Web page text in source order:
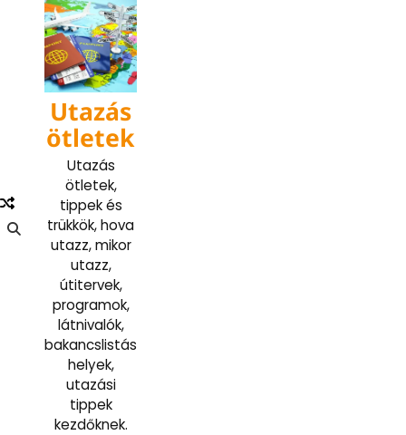
content
Utazás
ötletek
Utazás
ötletek,
tippek és
trükkök, hova
utazz, mikor
utazz,
útitervek,
programok,
látnivalók,
bakancslistás
helyek,
utazási
tippek
kezdőknek.